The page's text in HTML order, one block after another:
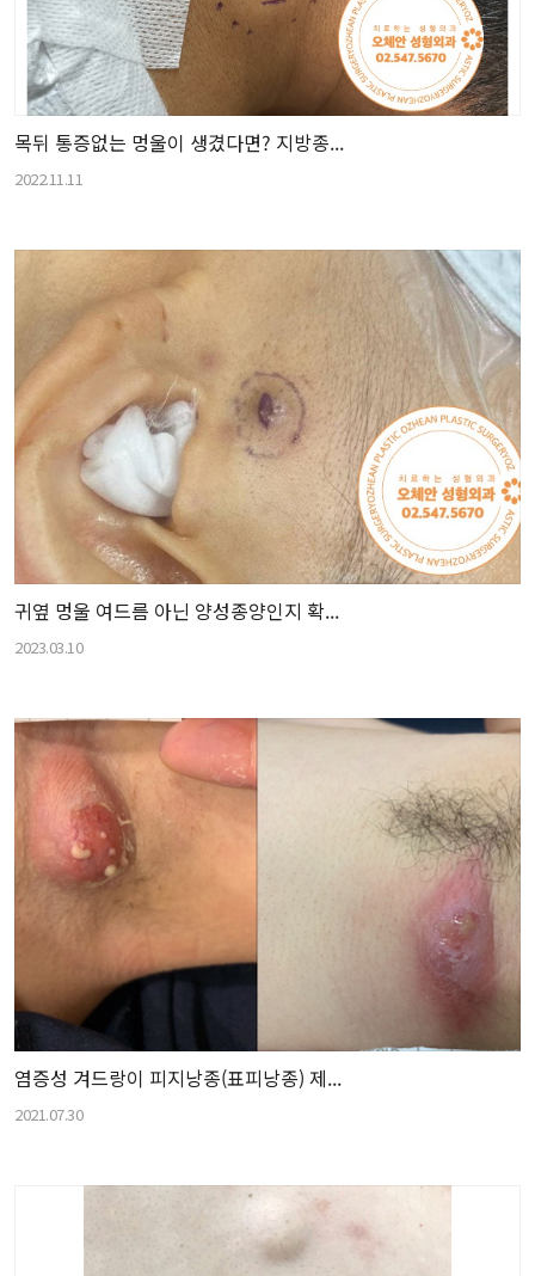
목뒤 통증없는 멍울이 생겼다면? 지방종...
2022.11.11
귀옆 멍울 여드름 아닌 양성종양인지 확...
2023.03.10
염증성 겨드랑이 피지낭종(표피낭종) 제...
2021.07.30